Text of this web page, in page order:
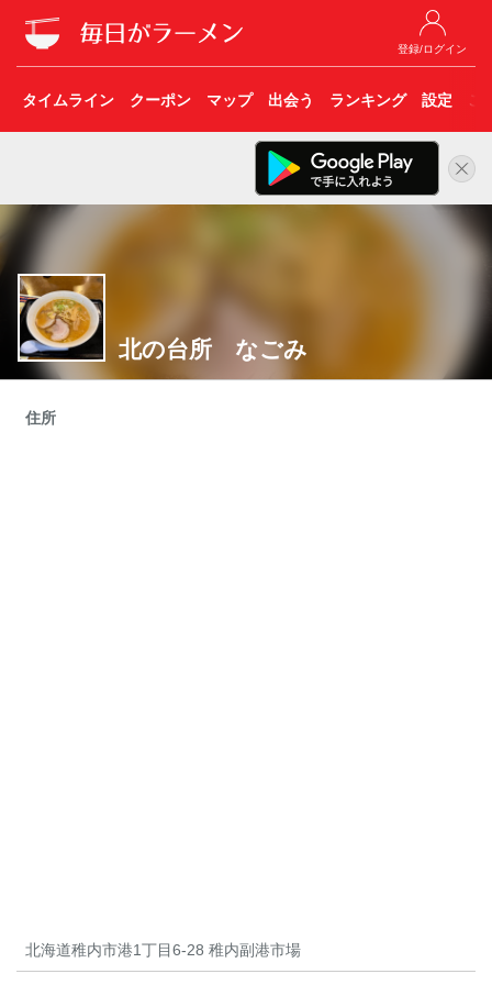
登録/ログイン
タイムライン クーポン マップ 出会う ランキング 設定 こ
北の台所 なごみ
住所
北海道稚内市港1丁目6-28 稚内副港市場